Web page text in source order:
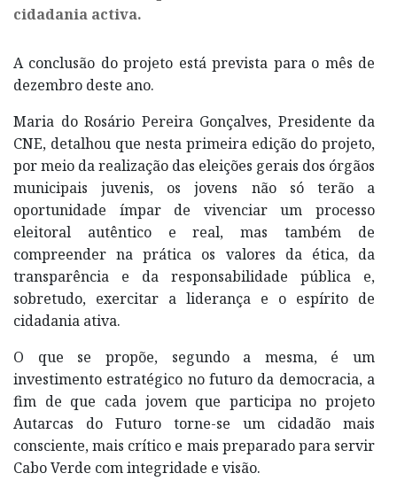
cidadania activa.
A conclusão do projeto está prevista para o mês de
dezembro deste ano.
Maria do Rosário Pereira Gonçalves, Presidente da
CNE, detalhou que nesta primeira edição do projeto,
por meio da realização das eleições gerais dos órgãos
municipais juvenis, os jovens não só terão a
oportunidade ímpar de vivenciar um processo
eleitoral autêntico e real, mas também de
compreender na prática os valores da ética, da
transparência e da responsabilidade pública e,
sobretudo, exercitar a liderança e o espírito de
cidadania ativa.
O que se propõe, segundo a mesma, é um
investimento estratégico no futuro da democracia, a
fim de que cada jovem que participa no projeto
Autarcas do Futuro torne-se um cidadão mais
consciente, mais crítico e mais preparado para servir
Cabo Verde com integridade e visão.